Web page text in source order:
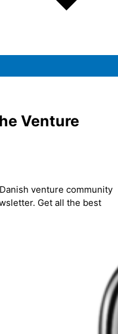
Venture
venture community
Get all the best